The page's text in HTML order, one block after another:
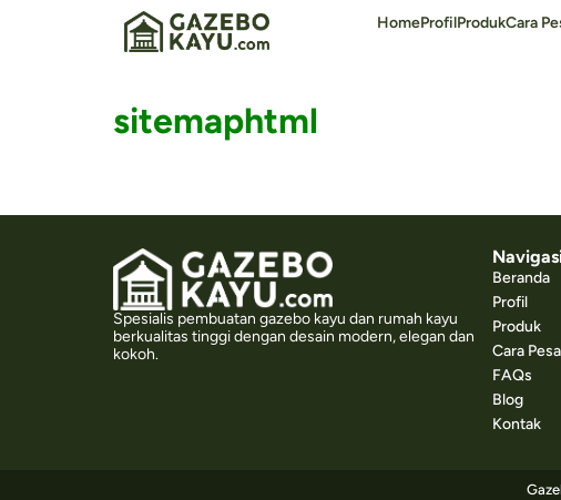
HomeProfilProdukCara
sitemaphtml
Spesialis pembuatan gazebo kayu dan rumah kayu
berkualitas tinggi dengan desain modern, elegan dan
kokoh.
Beranda
Profil
Produk
Cara
FAQs
Blog
Kontak